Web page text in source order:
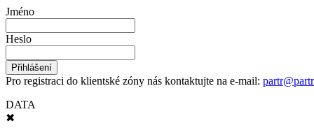
Jméno
Heslo
Pro registraci do klientské zóny nás kontaktujte na e-mail:
DATA
✖